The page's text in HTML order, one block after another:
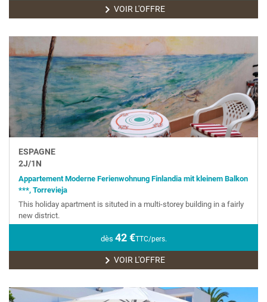
VOIR L'OFFRE
ESPAGNE
2J/1N
Appartement Moderne Ferienwohnung Finlandia mit kleinem Balkon
***, Torrevieja
This holiday apartment is situted in a multi-storey building in a fairly
new district.
dès 42€TTC/pers.
VOIR L'OFFRE